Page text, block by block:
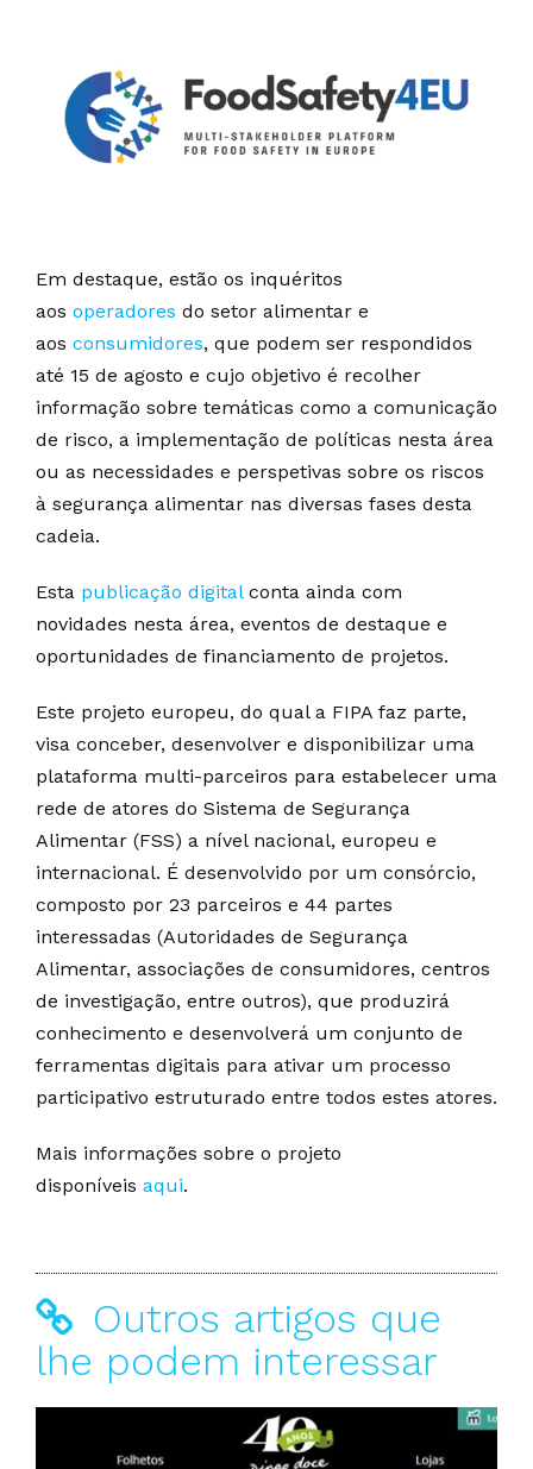
Em destaque, estão os inquéritos
aos operadores do setor alimentar e
aos consumidores, que podem ser respondidos
até 15 de agosto e cujo objetivo é recolher
informação sobre temáticas como a comunicação
de risco, a implementação de políticas nesta área
ou as necessidades e perspetivas sobre os riscos
à segurança alimentar nas diversas fases desta
cadeia.
Esta publicação digital conta ainda com
novidades nesta área, eventos de destaque e
oportunidades de financiamento de projetos.
Este projeto europeu, do qual a FIPA faz parte,
visa conceber, desenvolver e disponibilizar uma
plataforma multi-parceiros para estabelecer uma
rede de atores do Sistema de Segurança
Alimentar (FSS) a nível nacional, europeu e
internacional. É desenvolvido por um consórcio,
composto por 23 parceiros e 44 partes
interessadas (Autoridades de Segurança
Alimentar, associações de consumidores, centros
de investigação, entre outros), que produzirá
conhecimento e desenvolverá um conjunto de
ferramentas digitais para ativar um processo
participativo estruturado entre todos estes atores.
Mais informações sobre o projeto
disponíveis aqui.
Outros artigos que
lhe podem interessar